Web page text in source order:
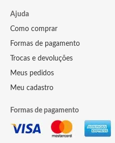
Ajuda
Como comprar
Formas de pagamento
Trocas e devoluções
Meus pedidos
Meu cadastro
Formas de pagamento